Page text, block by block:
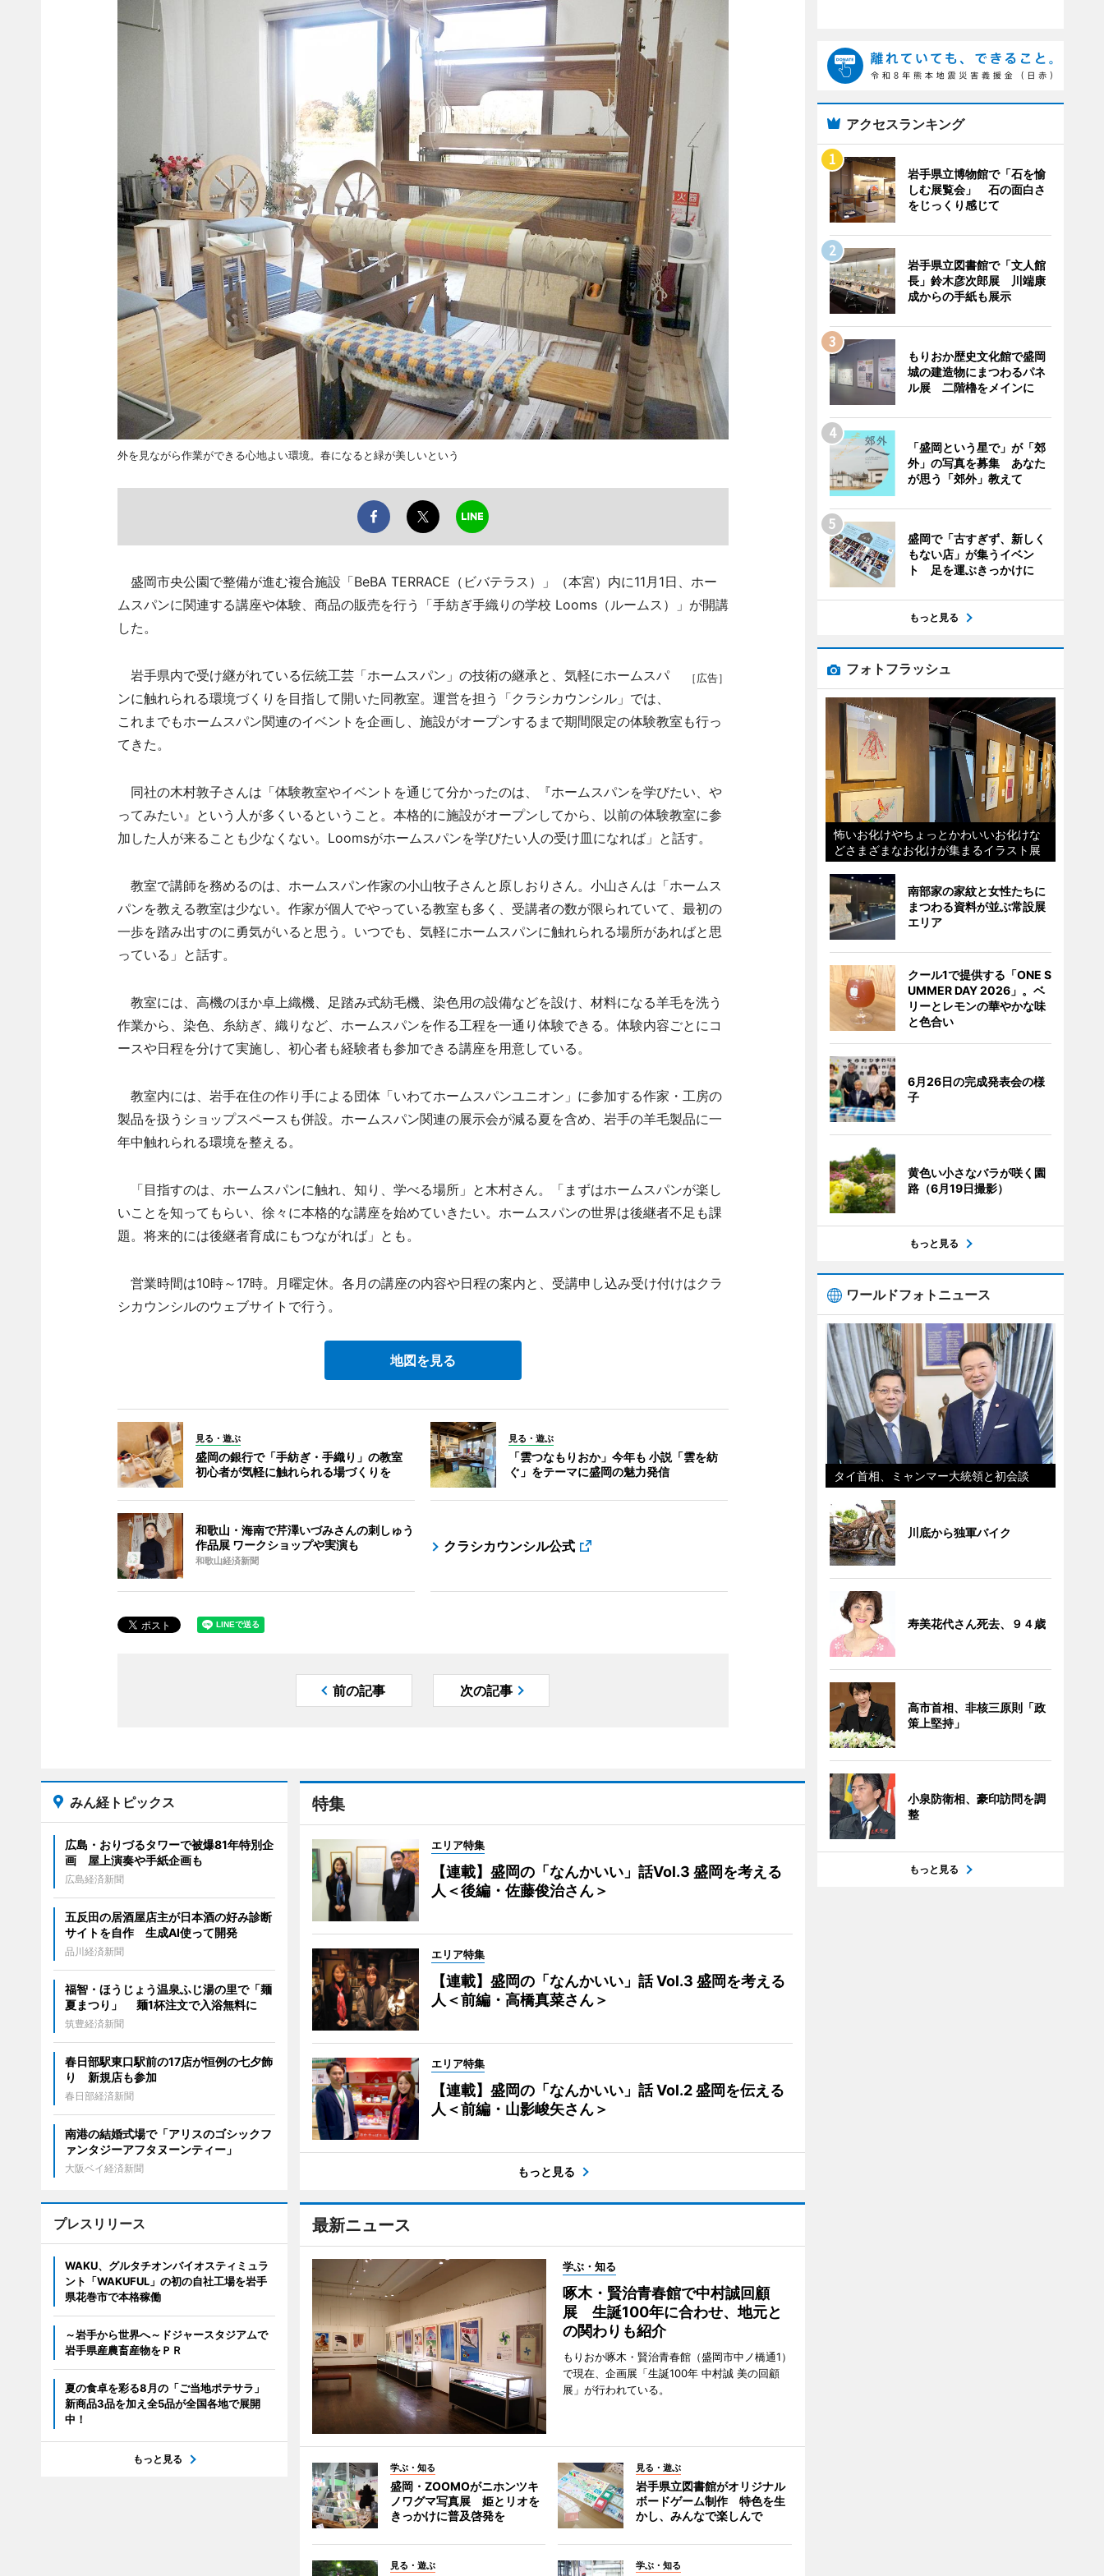
外を見ながら作業ができる心地よい環境。春になると緑が美しいという
盛岡市央公園で整備が進む複合施設「BeBA TERRACE（ビバテラス）」（本宮）内に11月1日、ホー
ムスパンに関連する講座や体験、商品の販売を行う「手紡ぎ手織りの学校 Looms（ルームス）」が開講
した。
［広告］
岩手県内で受け継がれている伝統工芸「ホームスパン」の技術の継承と、気軽にホームスパ
ンに触れられる環境づくりを目指して開いた同教室。運営を担う「クラシカウンシル」では、
これまでもホームスパン関連のイベントを企画し、施設がオープンするまで期間限定の体験教室も行っ
てきた。
同社の木村敦子さんは「体験教室やイベントを通じて分かったのは、『ホームスパンを学びたい、や
ってみたい』という人が多くいるということ。本格的に施設がオープンしてから、以前の体験教室に参
加した人が来ることも少なくない。Loomsがホームスパンを学びたい人の受け皿になれば」と話す。
教室で講師を務めるのは、ホームスパン作家の小山牧子さんと原しおりさん。小山さんは「ホームス
パンを教える教室は少ない。作家が個人でやっている教室も多く、受講者の数が限られていて、最初の
一歩を踏み出すのに勇気がいると思う。いつでも、気軽にホームスパンに触れられる場所があればと思
っている」と話す。
教室には、高機のほか卓上織機、足踏み式紡毛機、染色用の設備などを設け、材料になる羊毛を洗う
作業から、染色、糸紡ぎ、織りなど、ホームスパンを作る工程を一通り体験できる。体験内容ごとにコ
ースや日程を分けて実施し、初心者も経験者も参加できる講座を用意している。
教室内には、岩手在住の作り手による団体「いわてホームスパンユニオン」に参加する作家・工房の
製品を扱うショップスペースも併設。ホームスパン関連の展示会が減る夏を含め、岩手の羊毛製品に一
年中触れられる環境を整える。
「目指すのは、ホームスパンに触れ、知り、学べる場所」と木村さん。「まずはホームスパンが楽し
いことを知ってもらい、徐々に本格的な講座を始めていきたい。ホームスパンの世界は後継者不足も課
題。将来的には後継者育成にもつながれば」とも。
営業時間は10時～17時。月曜定休。各月の講座の内容や日程の案内と、受講申し込み受け付けはクラ
シカウンシルのウェブサイトで行う。
地図を見る
見る・遊ぶ
盛岡の銀行で「手紡ぎ・手織り」の教室
初心者が気軽に触れられる場づくりを
見る・遊ぶ
「雲つなもりおか」今年も 小説「雲を紡
ぐ」をテーマに盛岡の魅力発信
和歌山・海南で芹澤いづみさんの刺しゅう
作品展 ワークショップや実演も
和歌山経済新聞
クラシカウンシル公式
前の記事 次の記事
特集
エリア特集
【連載】盛岡の「なんかいい」話Vol.3 盛岡を考える
人＜後編・佐藤俊治さん＞
エリア特集
【連載】盛岡の「なんかいい」話 Vol.3 盛岡を考える
人＜前編・高橋真菜さん＞
エリア特集
【連載】盛岡の「なんかいい」話 Vol.2 盛岡を伝える
人＜前編・山影峻矢さん＞
もっと見る
最新ニュース
学ぶ・知る
啄木・賢治青春館で中村誠回顧
展 生誕100年に合わせ、地元と
の関わりも紹介
もりおか啄木・賢治青春館（盛岡市中ノ橋通1）
で現在、企画展「生誕100年 中村誠 美の回顧
展」が行われている。
学ぶ・知る
盛岡・ZOOMOがニホンツキ
ノワグマ写真展 姫とリオを
きっかけに普及啓発を
見る・遊ぶ
岩手県立図書館がオリジナル
ボードゲーム制作 特色を生
かし、みんなで楽しんで
見る・遊ぶ 学ぶ・知る
みん経トピックス
広島・おりづるタワーで被爆81年特別企
画 屋上演奏や手紙企画も
広島経済新聞
五反田の居酒屋店主が日本酒の好み診断
サイトを自作 生成AI使って開発
品川経済新聞
福智・ほうじょう温泉ふじ湯の里で「麺
夏まつり」 麺1杯注文で入浴無料に
筑豊経済新聞
春日部駅東口駅前の17店が恒例の七夕飾
り 新規店も参加
春日部経済新聞
南港の結婚式場で「アリスのゴシックフ
ァンタジーアフタヌーンティー」
大阪ベイ経済新聞
プレスリリース
WAKU、グルタチオンバイオスティミュラ
ント「WAKUFUL」の初の自社工場を岩手
県花巻市で本格稼働
～岩手から世界へ～ドジャースタジアムで
岩手県産農畜産物をＰＲ
夏の食卓を彩る8月の「ご当地ポテサラ」
新商品3品を加え全5品が全国各地で展開
中！
もっと見る
アクセスランキング
岩手県立博物館で「石を愉
しむ展覧会」 石の面白さ
をじっくり感じて
岩手県立図書館で「文人館
長」鈴木彦次郎展 川端康
成からの手紙も展示
もりおか歴史文化館で盛岡
城の建造物にまつわるパネ
ル展 二階櫓をメインに
「盛岡という星で」が「郊
外」の写真を募集 あなた
が思う「郊外」教えて
盛岡で「古すぎず、新しく
もない店」が集うイベン
ト 足を運ぶきっかけに
もっと見る
フォトフラッシュ
怖いお化けやちょっとかわいいお化けな
どさまざまなお化けが集まるイラスト展
南部家の家紋と女性たちに
まつわる資料が並ぶ常設展
エリア
クール1で提供する「ONE S
UMMER DAY 2026」。ベ
リーとレモンの華やかな味
と色合い
6月26日の完成発表会の様
子
黄色い小さなバラが咲く園
路（6月19日撮影）
もっと見る
ワールドフォトニュース
タイ首相、ミャンマー大統領と初会談
川底から独軍バイク
寿美花代さん死去、９４歳
高市首相、非核三原則「政
策上堅持」
小泉防衛相、豪印訪問を調
整
もっと見る